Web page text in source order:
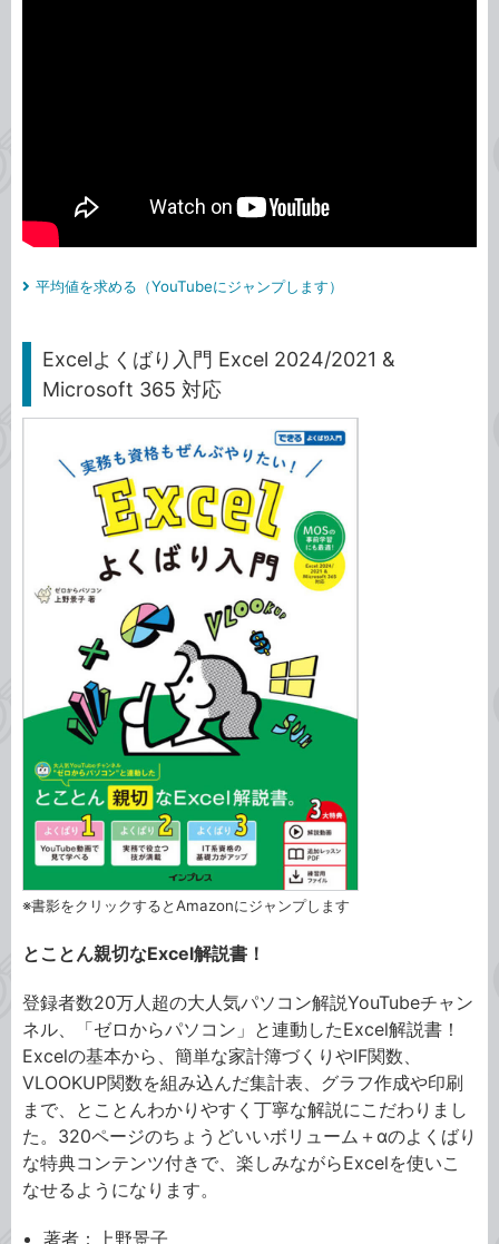
平均値を求める（YouTubeにジャンプします）
Excelよくばり入門 Excel 2024/2021 &
Microsoft 365 対応
※書影をクリックするとAmazonにジャンプします
とことん親切なExcel解説書！
登録者数20万人超の大人気パソコン解説YouTubeチャン
ネル、「ゼロからパソコン」と連動したExcel解説書！
Excelの基本から、簡単な家計簿づくりやIF関数、
VLOOKUP関数を組み込んだ集計表、グラフ作成や印刷
まで、とことんわかりやすく丁寧な解説にこだわりまし
た。320ページのちょうどいいボリューム＋αのよくばり
な特典コンテンツ付きで、楽しみながらExcelを使いこ
なせるようになります。
著者：上野景子